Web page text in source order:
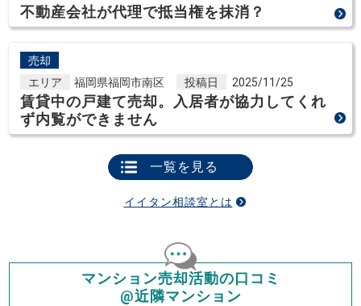
不動産会社が代理で抵当権を抹消？
売却
エリア
福岡県福岡市南区 投稿日 2025/11/25
賃貸中の戸建て売却。入居者が協力してくれ
ず内覧ができません
一覧を見る
イイタン相談室とは
マンション売却活動の口コミ
@近隣マンション